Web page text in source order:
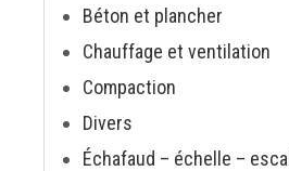
Béton et plancher
Chauffage et ventilation
Compaction
Divers
Échafaud – échelle –